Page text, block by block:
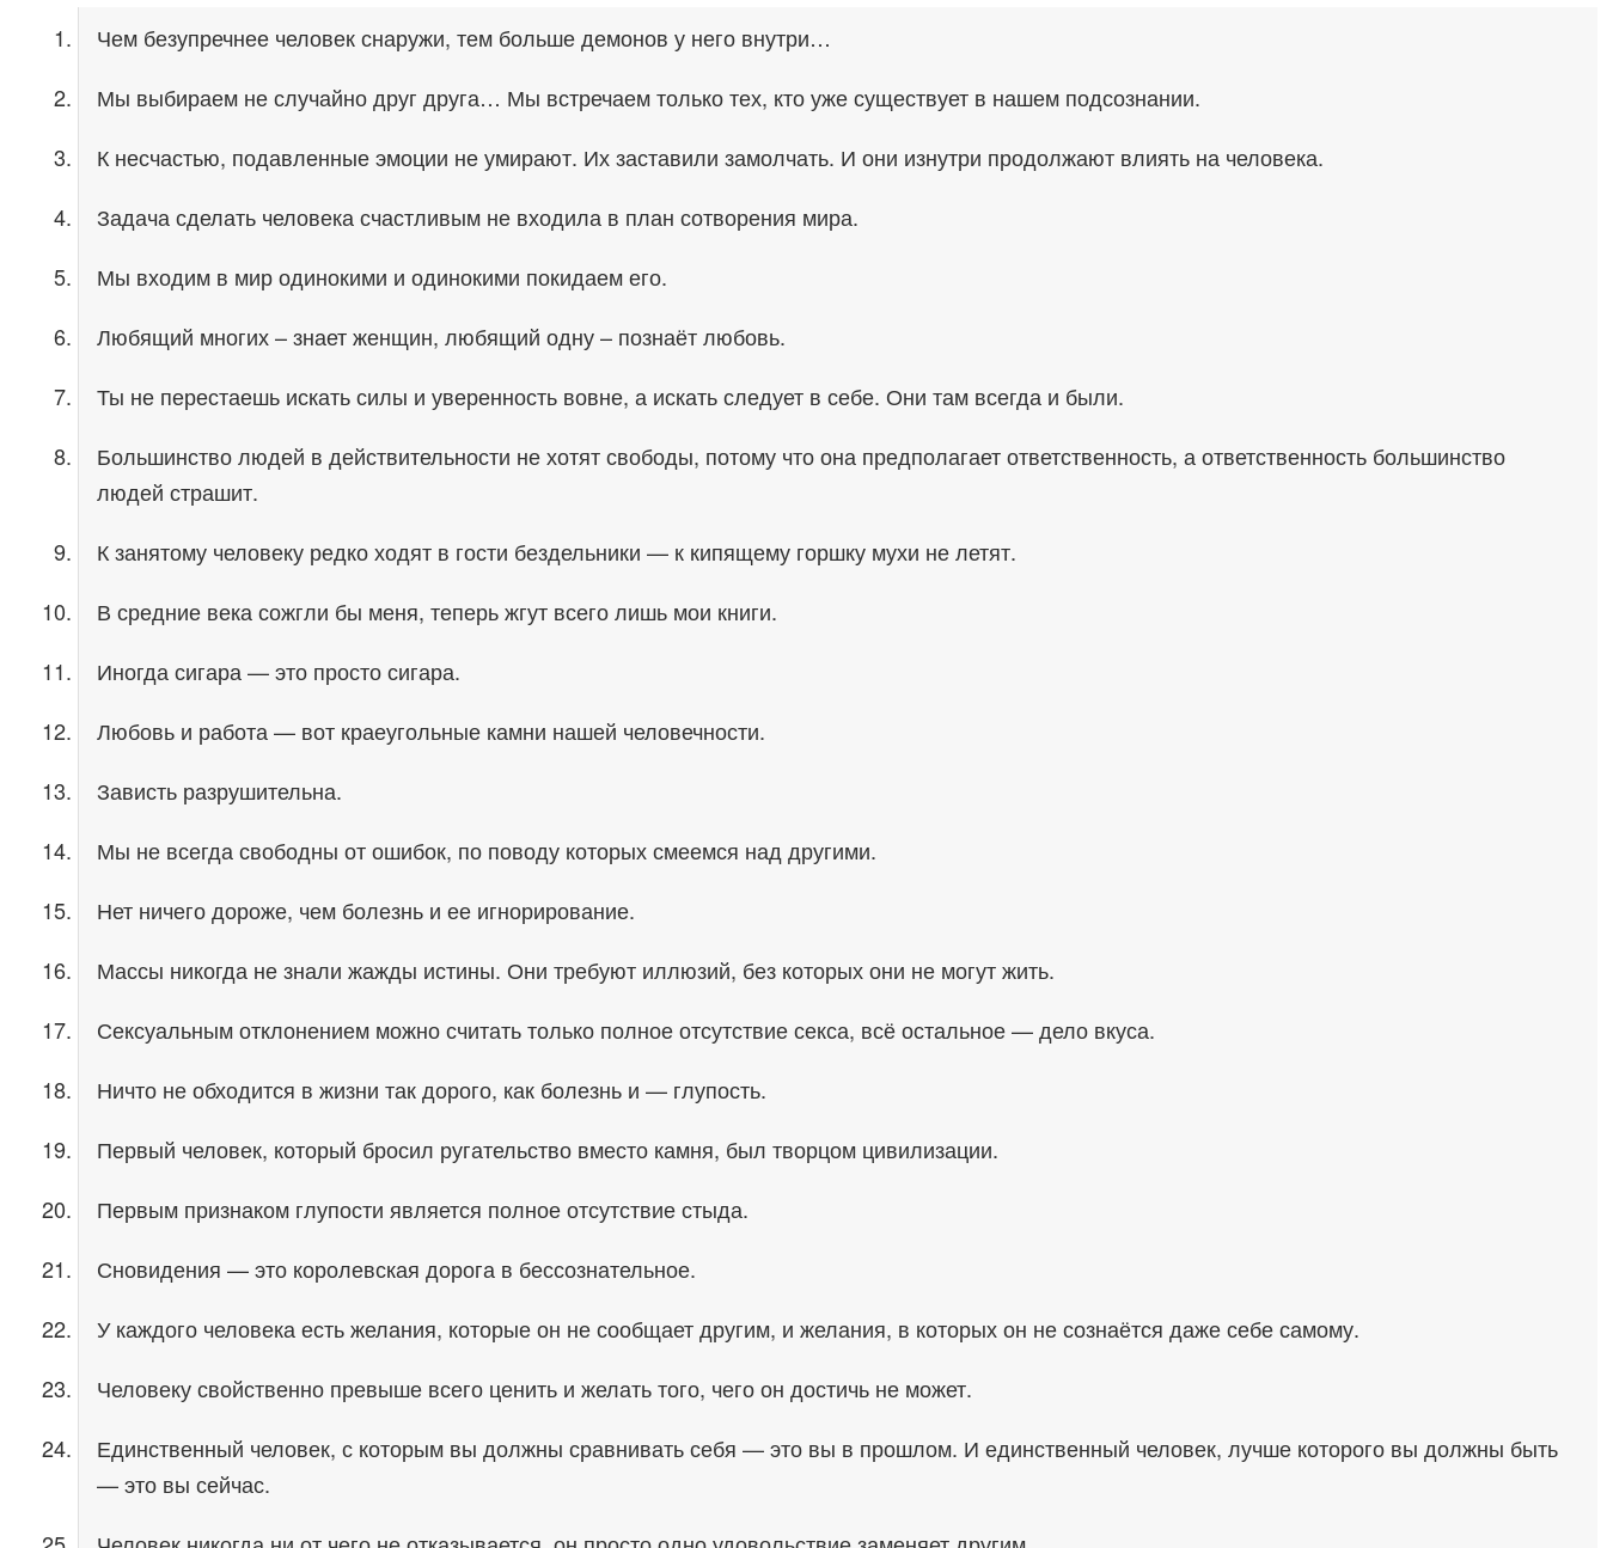
Чем безупречнее человек снаружи, тем больше демонов у него внутри…
Мы выбираем не случайно друг друга… Мы встречаем только тех, кто уже существует в нашем подсознании.
К несчастью, подавленные эмоции не умирают. Их заставили замолчать. И они изнутри продолжают влиять на человека.
Задача сделать человека счастливым не входила в план сотворения мира.
Мы входим в мир одинокими и одинокими покидаем его.
Любящий многих – знает женщин, любящий одну – познаёт любовь.
Ты не перестаешь искать силы и уверенность вовне, а искать следует в себе. Они там всегда и были.
Большинство людей в действительности не хотят свободы, потому что она предполагает ответственность, а ответственность большинство
людей страшит.
К занятому человеку редко ходят в гости бездельники — к кипящему горшку мухи не летят.
В средние века сожгли бы меня, теперь жгут всего лишь мои книги.
Иногда сигара — это просто сигара.
Любовь и работа — вот краеугольные камни нашей человечности.
Зависть разрушительна.
Мы не всегда свободны от ошибок, по поводу которых смеемся над другими.
Нет ничего дороже, чем болезнь и ее игнорирование.
Массы никогда не знали жажды истины. Они требуют иллюзий, без которых они не могут жить.
Сексуальным отклонением можно считать только полное отсутствие секса, всё остальное — дело вкуса.
Ничто не обходится в жизни так дорого, как болезнь и — глупость.
Первый человек, который бросил ругательство вместо камня, был творцом цивилизации.
Первым признаком глупости является полное отсутствие стыда.
Сновидения — это королевская дорога в бессознательное.
У каждого человека есть желания, которые он не сообщает другим, и желания, в которых он не сознаётся даже себе самому.
Человеку свойственно превыше всего ценить и желать того, чего он достичь не может.
Единственный человек, с которым вы должны сравнивать себя — это вы в прошлом. И единственный человек, лучше которого вы должны быть
— это вы сейчас.